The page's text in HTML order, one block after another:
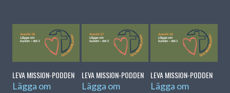
LEVA MISSION-PODDEN
Lägga om
LEVA MISSION-PODDEN
Lägga om
LEVA MISSION-PODDEN
Lägga om